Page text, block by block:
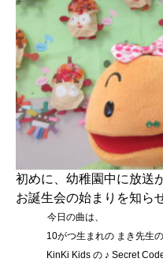
初めに、幼稚園中に放送
お誕生会の始まりを知ら
今日の曲は、
10がつ生まれの まき先生の
KinKi Kids の ♪ Secret Code